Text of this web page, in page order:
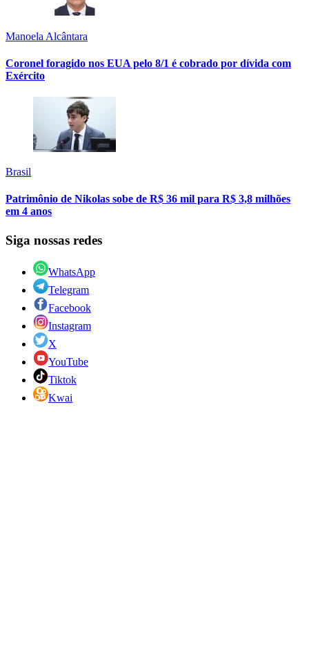
Manoela Alcântara
Coronel foragido nos EUA pelo 8/1 é cobrado por dívida com
Exército
Brasil
Patrimônio de Nikolas sobe de R$ 36 mil para R$ 3,8 milhões
em 4 anos
Siga nossas redes
WhatsApp
Telegram
Facebook
Instagram
X
YouTube
Tiktok
Kwai